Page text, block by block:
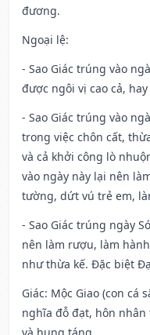
đương.
Ngoại lệ:
- Sao Giác trúng vào
được ngôi vị cao cả,
- Sao Giác trúng vào
trong việc chôn cất,
và cả khởi công lò
vào ngày này lại nên
tường, dứt vú trẻ em,
- Sao Giác trúng ngày
nên làm rượu, làm
như thừa kế. Đặc biệt
Giác: Mộc Giao (con cá
nghĩa đỗ đạt, hôn